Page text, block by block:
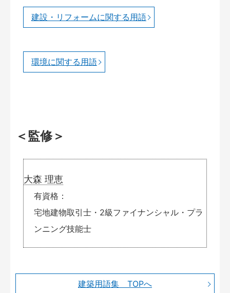
建設・リフォームに関する用語
環境に関する用語
＜監修＞
大森 理恵
有資格
宅地建物取引士・2級ファイナンシャル・プラ
ンニング技能士
建築用語集 TOPへ